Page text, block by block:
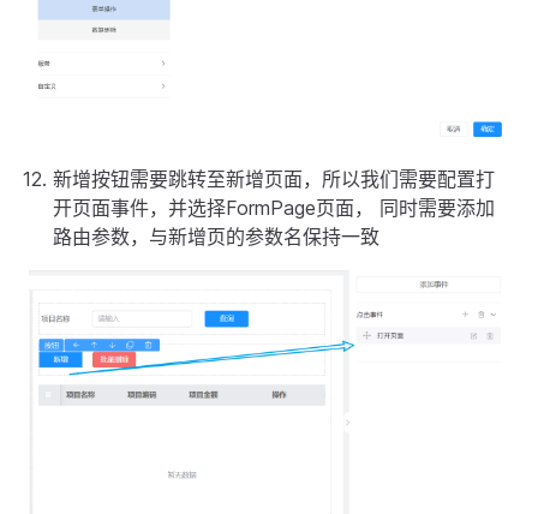
新增按钮需要跳转至新增页面，所以我们需要配置打
开页面事件，并选择FormPage页面， 同时需要添加
路由参数，与新增页的参数名保持一致